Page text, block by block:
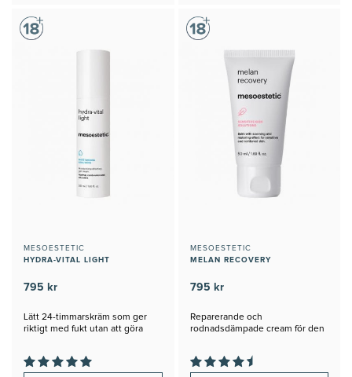
MESOESTETIC
HYDRA-VITAL LIGHT
795 kr
Lätt 24-timmarskräm som ger
riktigt med fukt utan att göra
MESOESTETIC
MELAN RECOVERY
795 kr
Reparerande och
rodnadsdämpade cream för den